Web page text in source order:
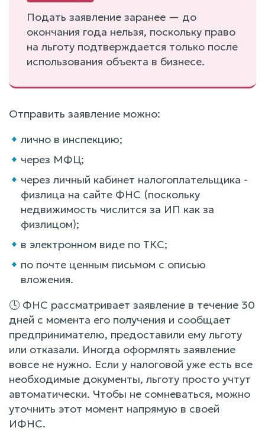
Подать заявление заранее — до
окончания года нельзя, поскольку право
на льготу подтверждается только после
использования объекта в бизнесе.
Отправить заявление можно:
лично в инспекцию;
через МФЦ;
через личный кабинет налогоплательщика -
физлица на сайте ФНС (поскольку
недвижимость числится за ИП как за
физлицом);
в электронном виде по ТКС;
по почте ценным письмом с описью
вложения.
🕓 ФНС рассматривает заявление в течение 30
дней с момента его получения и сообщает
предпринимателю, предоставили ему льготу
или отказали. Иногда оформлять заявление
вовсе не нужно. Если у налоговой уже есть все
необходимые документы, льготу просто учтут
автоматически. Чтобы не сомневаться, можно
уточнить этот момент напрямую в своей
ИФНС.